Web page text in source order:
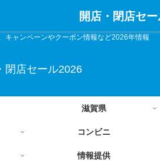
キャンペーンやクーポン情報など2026年情報
閉店セール2026
滋賀県
コンビニ
情報提供
開店・閉店セ